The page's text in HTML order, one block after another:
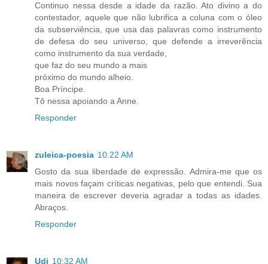
Continuo nessa desde a idade da razão. Ato divino a do
contestador, aquele que não lubrifica a coluna com o óleo
da subserviência, que usa das palavras como instrumento
de defesa do seu universo, que defende a irreverência
como instrumento da sua verdade,
que faz do seu mundo a mais
próximo do mundo alheio.
Boa Príncipe.
Tô nessa apoiando a Anne.
Responder
zuleica-poesia 10:22 AM
Gosto da sua liberdade de expressão. Admira-me que os
mais novos façam críticas negativas, pelo que entendi. Sua
maneira de escrever deveria agradar a todas as idades.
Abraços.
Responder
Udi 10:32 AM